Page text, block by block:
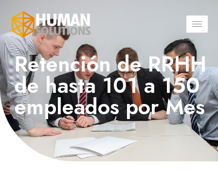
Retención de RRHH
de hasta 101 a 150
empleados por Mes